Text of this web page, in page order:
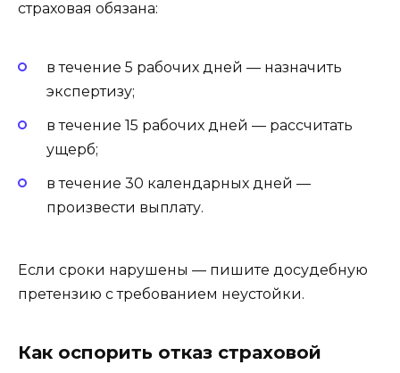
страховая обязана:
в течение 5 рабочих дней — назначить
экспертизу;
в течение 15 рабочих дней — рассчитать
ущерб;
в течение 30 календарных дней —
произвести выплату.
Если сроки нарушены — пишите досудебную
претензию с требованием неустойки.
Как оспорить отказ страховой